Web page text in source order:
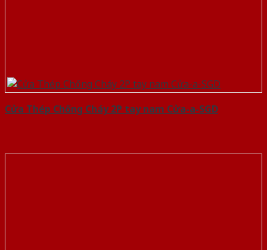
Cửa Thép Chống Cháy 2P tay nam Cửa-a-SGD